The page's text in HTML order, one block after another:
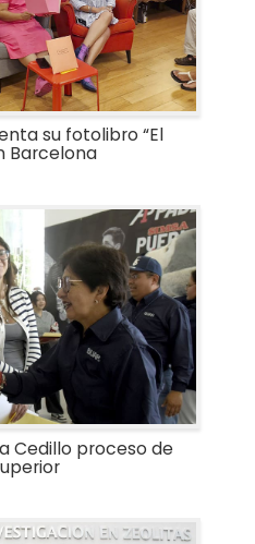
su fotolibro “El
Barcelona
Cedillo proceso de